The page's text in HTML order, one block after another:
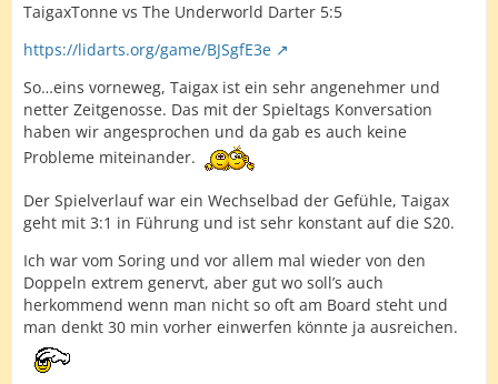
TaigaxTonne vs The Underworld Darter 5:5
https://lidarts.org/game/BJSgfE3e
So…eins vorneweg, Taigax ist ein sehr angenehmer und
netter Zeitgenosse. Das mit der Spieltags Konversation
haben wir angesprochen und da gab es auch keine
Probleme miteinander.
Der Spielverlauf war ein Wechselbad der Gefühle, Taigax
geht mit 3:1 in Führung und ist sehr konstant auf die S20.
Ich war vom Soring und vor allem mal wieder von den
Doppeln extrem genervt, aber gut wo soll’s auch
herkommend wenn man nicht so oft am Board steht und
man denkt 30 min vorher einwerfen könnte ja ausreichen.